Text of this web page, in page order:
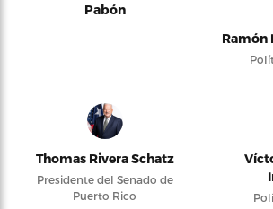
Pabón
Ramón
Thomas Rivera Schatz
Presidente del Senado de
Puerto Rico